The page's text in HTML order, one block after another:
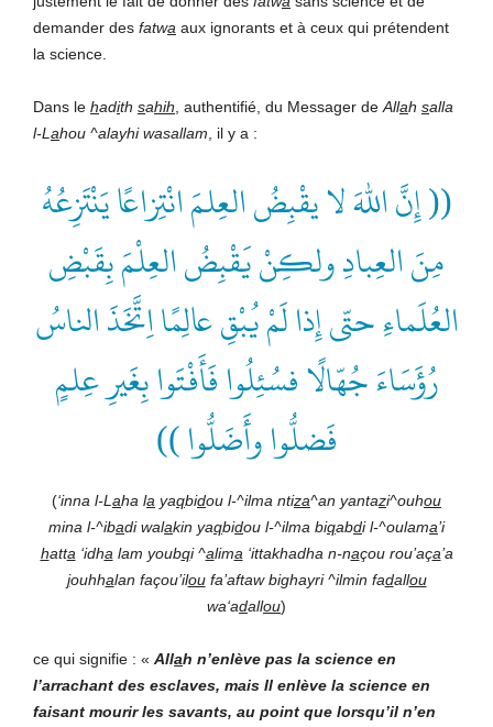
demander des fatwa aux ignorants et à ceux qui prétendent
la science.
Dans le hadith sahih , authentifié, du Messager de Allah salla
l-L ahou ^alayhi wasallam , il y a :
(( إِنَّ اللهَ لا يقْبِضُ العِلمَ انْتِزاعًا يَنْتَزِعُهُ
مِنَ العِبادِ ولكِنْ يَقْبِضُ العِلْمَ بِقَبْضِ
العُلَماءِ حتّى إِذا لَمْ يُبْقِ عالِمًا اِتَّخَذَ الناسُ
رُؤَسَاءَ جُهّالًا فسُئِلُوا فَأَفْتَوا بِغَيرِ عِلمٍ
فَضلُّوا وأَضَلُّوا ))
(‘inna l-L aha la yaqbidou l-^ilma ntiza^an yantazi^ouhou
mina l-^ibadi walakin yaqbidou l-^ilma biqabdi l-^oulama’i
hatta ‘idha lam youbqi ^alima ‘ittakhadha n-naçou rou’aça’a
jouhhalan façou’iloufa’aftaw bighayri ^ilmin fadallou
wa‘adallou)
ce qui signifie : « Allah n’enlève pas la science en
l’arrachant des esclaves, mais Il enlève la science en
faisant mourir les savants, au point que lorsqu’il n’en